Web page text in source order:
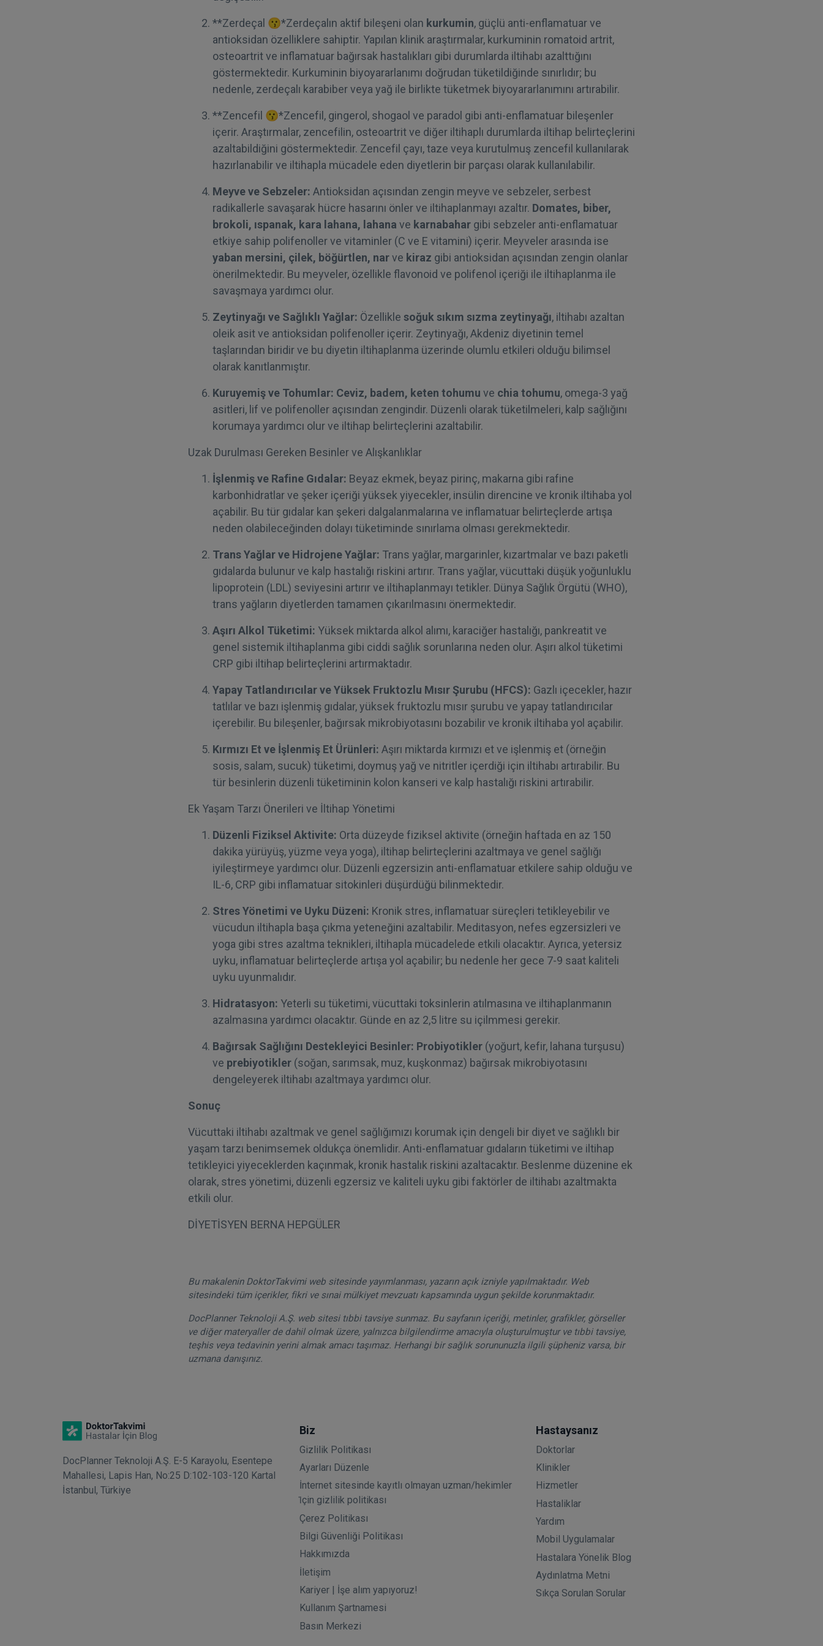
**Zerdeçal 😗*Zerdeçalın aktif bileşeni olan kurkumin, güçlü anti-enflamatuar ve
antioksidan özelliklere sahiptir. Yapılan klinik araştırmalar, kurkuminin romatoid artrit,
osteoartrit ve inflamatuar bağırsak hastalıkları gibi durumlarda iltihabı azalttığını
göstermektedir. Kurkuminin biyoyararlanımı doğrudan tüketildiğinde sınırlıdır; bu
nedenle, zerdeçalı karabiber veya yağ ile birlikte tüketmek biyoyararlanımını artırabilir.
**Zencefil 😗*Zencefil, gingerol, shogaol ve paradol gibi anti-enflamatuar bileşenler
içerir. Araştırmalar, zencefilin, osteoartrit ve diğer iltihaplı durumlarda iltihap belirteçlerini
azaltabildiğini göstermektedir. Zencefil çayı, taze veya kurutulmuş zencefil kullanılarak
hazırlanabilir ve iltihapla mücadele eden diyetlerin bir parçası olarak kullanılabilir.
Meyve ve Sebzeler: Antioksidan açısından zengin meyve ve sebzeler, serbest
radikallerle savaşarak hücre hasarını önler ve iltihaplanmayı azaltır. Domates, biber,
brokoli, ıspanak, kara lahana, lahana ve karnabahar gibi sebzeler anti-enflamatuar
etkiye sahip polifenoller ve vitaminler (C ve E vitamini) içerir. Meyveler arasında ise
yaban mersini, çilek, böğürtlen, narve kiraz gibi antioksidan açısından zengin olanlar
önerilmektedir. Bu meyveler, özellikle flavonoid ve polifenol içeriği ile iltihaplanma ile
savaşmaya yardımcı olur.
Zeytinyağı ve Sağlıklı Yağlar: Özellikle soğuk sıkım sızma zeytinyağı, iltihabı azaltan
oleik asit ve antioksidan polifenoller içerir. Zeytinyağı, Akdeniz diyetinin temel
taşlarından biridir ve bu diyetin iltihaplanma üzerinde olumlu etkileri olduğu bilimsel
olarak kanıtlanmıştır.
Kuruyemiş ve Tohumlar: Ceviz, badem, keten tohumu ve chia tohumu, omega-3 yağ
asitleri, lif ve polifenoller açısından zengindir. Düzenli olarak tüketilmeleri, kalp sağlığını
korumaya yardımcı olur ve iltihap belirteçlerini azaltabilir.
Uzak Durulması Gereken Besinler ve Alışkanlıklar
İşlenmiş ve Rafine Gıdalar: Beyaz ekmek, beyaz pirinç, makarna gibi rafine
karbonhidratlar ve şeker içeriği yüksek yiyecekler, insülin direncine ve kronik iltihaba yol
açabilir. Bu tür gıdalar kan şekeri dalgalanmalarına ve inflamatuar belirteçlerde artışa
neden olabileceğinden dolayı tüketiminde sınırlama olması gerekmektedir.
Trans Yağlar ve Hidrojene Yağlar: Trans yağlar, margarinler, kızartmalar ve bazı paketli
gıdalarda bulunur ve kalp hastalığı riskini artırır. Trans yağlar, vücuttaki düşük yoğunluklu
lipoprotein (LDL) seviyesini artırır ve iltihaplanmayı tetikler. Dünya Sağlık Örgütü (WHO),
trans yağların diyetlerden tamamen çıkarılmasını önermektedir.
Aşırı Alkol Tüketimi: Yüksek miktarda alkol alımı, karaciğer hastalığı, pankreatit ve
genel sistemik iltihaplanma gibi ciddi sağlık sorunlarına neden olur. Aşırı alkol tüketimi
CRP gibi iltihap belirteçlerini artırmaktadır.
Yapay Tatlandırıcılar ve Yüksek Fruktozlu Mısır Şurubu (HFCS): Gazlı içecekler, hazır
tatlılar ve bazı işlenmiş gıdalar, yüksek fruktozlu mısır şurubu ve yapay tatlandırıcılar
içerebilir. Bu bileşenler, bağırsak mikrobiyotasını bozabilir ve kronik iltihaba yol açabilir.
Kırmızı Et ve İşlenmiş Et Ürünleri: Aşırı miktarda kırmızı et ve işlenmiş et (örneğin
sosis, salam, sucuk) tüketimi, doymuş yağ ve nitritler içerdiği için iltihabı artırabilir. Bu
tür besinlerin düzenli tüketiminin kolon kanseri ve kalp hastalığı riskini artırabilir.
Ek Yaşam Tarzı Önerileri ve İltihap Yönetimi
Düzenli Fiziksel Aktivite: Orta düzeyde fiziksel aktivite (örneğin haftada en az 150
dakika yürüyüş, yüzme veya yoga), iltihap belirteçlerini azaltmaya ve genel sağlığı
iyileştirmeye yardımcı olur. Düzenli egzersizin anti-enflamatuar etkilere sahip olduğu ve
IL-6, CRP gibi inflamatuar sitokinleri düşürdüğü bilinmektedir.
Stres Yönetimi ve Uyku Düzeni: Kronik stres, inflamatuar süreçleri tetikleyebilir ve
vücudun iltihapla başa çıkma yeteneğini azaltabilir. Meditasyon, nefes egzersizleri ve
yoga gibi stres azaltma teknikleri, iltihapla mücadelede etkili olacaktır. Ayrıca, yetersiz
uyku, inflamatuar belirteçlerde artışa yol açabilir; bu nedenle her gece 7-9 saat kaliteli
uyku uyunmalıdır.
Hidratasyon: Yeterli su tüketimi, vücuttaki toksinlerin atılmasına ve iltihaplanmanın
azalmasına yardımcı olacaktır. Günde en az 2,5 litre su içilmmesi gerekir.
Bağırsak Sağlığını Destekleyici Besinler: Probiyotikler (yoğurt, kefir, lahana turşusu)
ve prebiyotikler (soğan, sarımsak, muz, kuşkonmaz) bağırsak mikrobiyotasını
dengeleyerek iltihabı azaltmaya yardımcı olur.
Sonuç
Vücuttaki iltihabı azaltmak ve genel sağlığımızı korumak için dengeli bir diyet ve sağlıklı bir
yaşam tarzı benimsemek oldukça önemlidir. Anti-enflamatuar gıdaların tüketimi ve iltihap
tetikleyici yiyeceklerden kaçınmak, kronik hastalık riskini azaltacaktır. Beslenme düzenine ek
olarak, stres yönetimi, düzenli egzersiz ve kaliteli uyku gibi faktörler de iltihabı azaltmakta
etkili olur.
DİYETİSYEN BERNA HEPGÜLER
Bu makalenin DoktorTakvimi web sitesinde yayımlanması, yazarın açık izniyle yapılmaktadır. Web
sitesindeki tüm içerikler, fikri ve sınai mülkiyet mevzuatı kapsamında uygun şekilde korunmaktadır.
DocPlanner Teknoloji A.Ş. web sitesi tıbbi tavsiye sunmaz. Bu sayfanın içeriği, metinler, grafikler, görseller
ve diğer materyaller de dahil olmak üzere, yalnızca bilgilendirme amacıyla oluşturulmuştur ve tıbbi tavsiye,
teşhis veya tedavinin yerini almak amacı taşımaz. Herhangi bir sağlık sorununuzla ilgili şüpheniz varsa, bir
uzmana danışınız.
DocPlanner Teknoloji A.Ş. E-5 Karayolu, Esentepe
Mahallesi, Lapis Han, No:25 D:102-103-120 Kartal
İstanbul, Türkiye
Biz
Gizlilik Politikası
Ayarları Düzenle
İnternet sitesinde kayıtlı olmayan uzman/hekimler
i̇çin gizlilik politikası
Çerez Politikası
Bilgi Güvenliği Politikası
Hakkımızda
İletişim
Kariyer | İşe alım yapıyoruz!
Kullanım Şartnamesi
Basın Merkezi
Hastaysanız
Doktorlar
Klinikler
Hizmetler
Hastaliklar
Yardım
Mobil Uygulamalar
Hastalara Yönelik Blog
Aydınlatma Metni
Sıkça Sorulan Sorular